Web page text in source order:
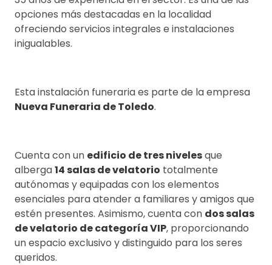
opciones más destacadas en la localidad
ofreciendo servicios integrales e instalaciones
inigualables.
Esta instalación funeraria es parte de la empresa
Nueva Funeraria de Toledo.
Cuenta con un edificio de tres nivelesque
alberga14 salas de velatorio totalmente
autónomas y equipadas con los elementos
esenciales para atender a familiares y amigos que
estén presentes. Asimismo, cuenta con dos salas
de velatorio de categoría VIP, proporcionando
un espacio exclusivo y distinguido para los seres
queridos.